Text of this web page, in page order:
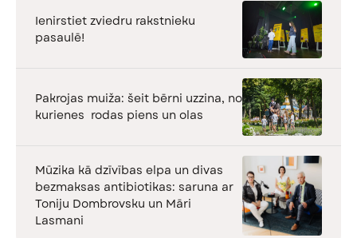
Ienirstiet zviedru rakstnieku
pasaulē!
Pakrojas muiža: šeit bērni uzzina, no
kurienes rodas piens un olas
Mūzika kā dzīvības elpa un divas
bezmaksas antibiotikas: saruna ar
Toniju Dombrovsku un Māri
Lasmani